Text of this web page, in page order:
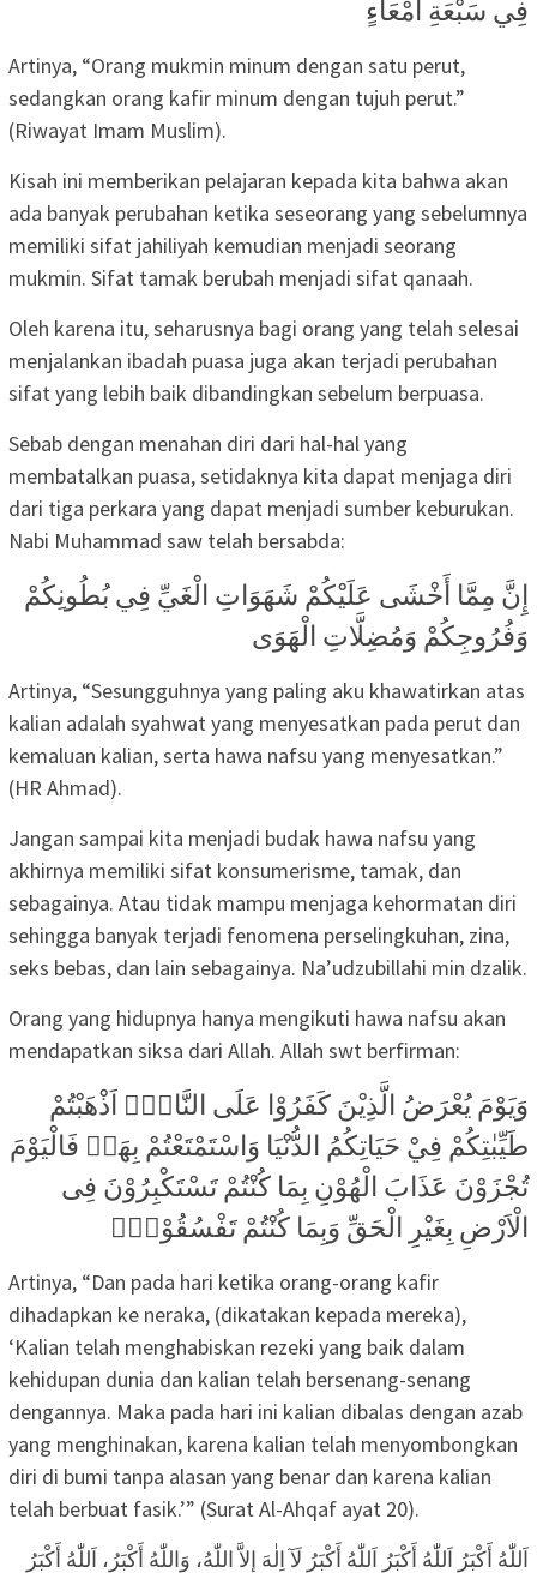
فِي سَبْعَةِ أَمْعَاءٍ
Artinya, “Orang mukmin minum dengan satu perut,
sedangkan orang kafir minum dengan tujuh perut.”
(Riwayat Imam Muslim).
Kisah ini memberikan pelajaran kepada kita bahwa akan
ada banyak perubahan ketika seseorang yang sebelumnya
memiliki sifat jahiliyah kemudian menjadi seorang
mukmin. Sifat tamak berubah menjadi sifat qanaah.
Oleh karena itu, seharusnya bagi orang yang telah selesai
menjalankan ibadah puasa juga akan terjadi perubahan
sifat yang lebih baik dibandingkan sebelum berpuasa.
Sebab dengan menahan diri dari hal-hal yang
membatalkan puasa, setidaknya kita dapat menjaga diri
dari tiga perkara yang dapat menjadi sumber keburukan.
Nabi Muhammad saw telah bersabda:
إِنَّ مِمَّا أَخْشَى عَلَيْكُمْ شَهَوَاتِ الْغَيِّ فِي بُطُونِكُمْ
وَفُرُوجِكُمْ وَمُضِلَّاتِ الْهَوَى
Artinya, “Sesungguhnya yang paling aku khawatirkan atas
kalian adalah syahwat yang menyesatkan pada perut dan
kemaluan kalian, serta hawa nafsu yang menyesatkan.”
(HR Ahmad).
Jangan sampai kita menjadi budak hawa nafsu yang
akhirnya memiliki sifat konsumerisme, tamak, dan
sebagainya. Atau tidak mampu menjaga kehormatan diri
sehingga banyak terjadi fenomena perselingkuhan, zina,
seks bebas, dan lain sebagainya. Na’udzubillahi min dzalik.
Orang yang hidupnya hanya mengikuti hawa nafsu akan
mendapatkan siksa dari Allah. Allah swt berfirman:
وَيَوْمَ يُعْرَضُ الَّذِيْنَ كَفَرُوْا عَلَى النَّارِۗ اَذْهَبْتُمْ
طَيِّبٰتِكُمْ فِيْ حَيَاتِكُمُ الدُّنْيَا وَاسْتَمْتَعْتُمْ بِهَاۚ فَالْيَوْمَ
تُجْزَوْنَ عَذَابَ الْهُوْنِ بِمَا كُنْتُمْ تَسْتَكْبِرُوْنَ فِى
الْاَرْضِ بِغَيْرِ الْحَقِّ وَبِمَا كُنْتُمْ تَفْسُقُوْنَࣖ
Artinya, “Dan pada hari ketika orang-orang kafir
dihadapkan ke neraka, (dikatakan kepada mereka),
‘Kalian telah menghabiskan rezeki yang baik dalam
kehidupan dunia dan kalian telah bersenang-senang
dengannya. Maka pada hari ini kalian dibalas dengan azab
yang menghinakan, karena kalian telah menyombongkan
diri di bumi tanpa alasan yang benar dan karena kalian
telah berbuat fasik.’” (Surat Al-Ahqaf ayat 20).
اَللّٰهُ أَكْبَرُ اَللّٰهُ أَكْبَرُ اَللّٰهُ أَكْبَرُ لَآ اِلٰهَ إِلاَّ اللّٰهُ، وَاللّٰهُ أَكْبَرُ، اَللّٰهُ أَكْبَرُ